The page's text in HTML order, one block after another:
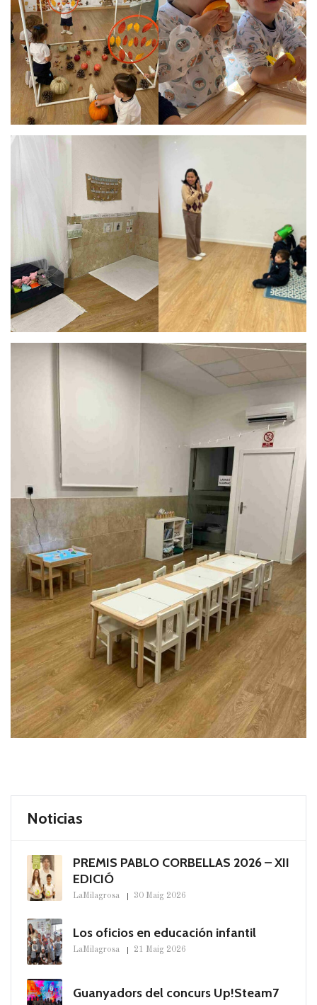
Noticias
PREMIS PABLO CORBELLAS 2026 – XII
EDICIÓ
LaMilagrosa 30 Maig 2026
Los oficios en educación infantil
LaMilagrosa 21 Maig 2026
Guanyadors del concurs Up!Steam7